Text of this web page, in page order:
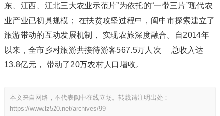
东、江西、江北三大农业示范片”为依托的“一带三片”现代农
业产业已初具规模； 在扶贫攻坚过程中，阆中市探索建立了
旅游带动的互动发展机制， 实现农旅深度融合。自2014年
以来，全市乡村旅游共接待游客567.5万人次， 总收入达
13.8亿元， 带动了20万农村人口增收。
本文来自网络，不代表阆中在线立场。转载请注明出处：
https://www.lz520.net/archives/99